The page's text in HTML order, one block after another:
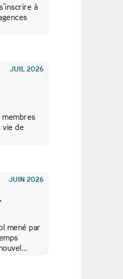
à
JUIL 2026
membres
vie de
JUIN 2026
mené par